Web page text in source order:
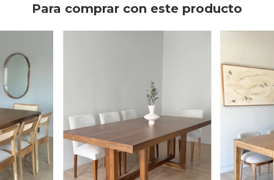
Para comprar con este producto